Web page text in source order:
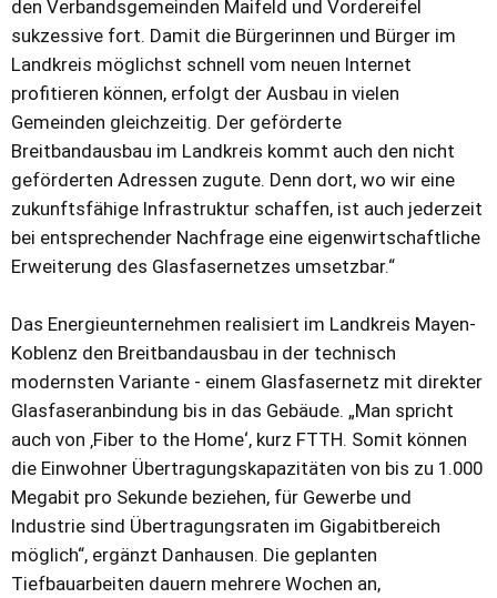
den Verbandsgemeinden Maifeld und Vordereifel
sukzessive fort. Damit die Bürgerinnen und Bürger im
Landkreis möglichst schnell vom neuen Internet
profitieren können, erfolgt der Ausbau in vielen
Gemeinden gleichzeitig. Der geförderte
Breitbandausbau im Landkreis kommt auch den nicht
geförderten Adressen zugute. Denn dort, wo wir eine
zukunftsfähige Infrastruktur schaffen, ist auch jederzeit
bei entsprechender Nachfrage eine eigenwirtschaftliche
Erweiterung des Glasfasernetzes umsetzbar.“
Das Energieunternehmen realisiert im Landkreis Mayen-
Koblenz den Breitbandausbau in der technisch
modernsten Variante - einem Glasfasernetz mit direkter
Glasfaseranbindung bis in das Gebäude. „Man spricht
auch von ‚Fiber to the Home‘, kurz FTTH. Somit können
die Einwohner Übertragungskapazitäten von bis zu 1.000
Megabit pro Sekunde beziehen, für Gewerbe und
Industrie sind Übertragungsraten im Gigabitbereich
möglich“, ergänzt Danhausen. Die geplanten
Tiefbauarbeiten dauern mehrere Wochen an,